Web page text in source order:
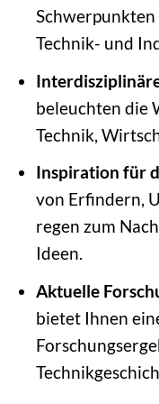
Schwerpunkten
Technik- und
beleuchten die
Technik,
Inspiration für
von Erfindern,
regen zum
Ideen.
Aktuelle
bietet Ihnen